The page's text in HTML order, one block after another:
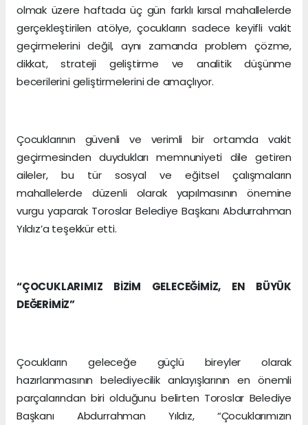
olmak üzere haftada üç gün farklı kırsal mahallelerde
gerçekleştirilen atölye, çocukların sadece keyifli vakit
geçirmelerini değil, aynı zamanda problem çözme,
dikkat, strateji geliştirme ve analitik düşünme
becerilerini geliştirmelerini de amaçlıyor.
Çocuklarının güvenli ve verimli bir ortamda vakit
geçirmesinden duydukları memnuniyeti dile getiren
aileler, bu tür sosyal ve eğitsel çalışmaların
mahallelerde düzenli olarak yapılmasının önemine
vurgu yaparak Toroslar Belediye Başkanı Abdurrahman
Yıldız’a teşekkür etti.
“ÇOCUKLARIMIZ BİZİM GELECEĞİMİZ, EN BÜYÜK
DEĞERİMİZ”
Çocukların geleceğe güçlü bireyler olarak
hazırlanmasının belediyecilik anlayışlarının en önemli
parçalarından biri olduğunu belirten Toroslar Belediye
Başkanı Abdurrahman Yıldız, “Çocuklarımızın